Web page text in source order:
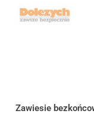
Zawiesie